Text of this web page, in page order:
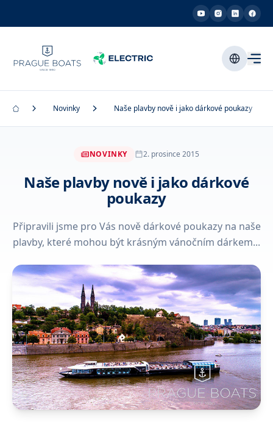
Novinky Naše plavby nově i jako dárkové poukazy
NOVINKY 2. prosince 2015
Naše plavby nově i jako dárkové
poukazy
Připravili jsme pro Vás nově dárkové poukazy na naše
plavby, které mohou být krásným vánočním dárkem...